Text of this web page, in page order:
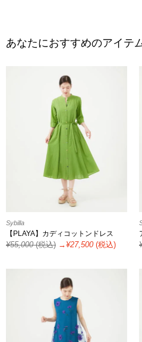
あなたにおすすめのアイテ
Sybilla
【PLAYA】カディコットンドレス
¥55,000 (税込) →¥27,500 (税込)